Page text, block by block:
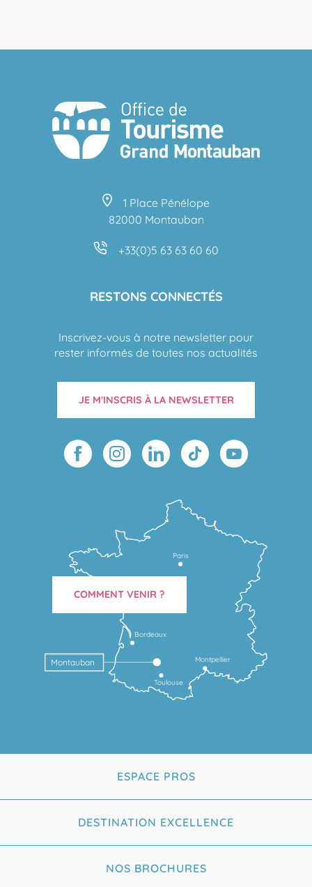
1 Place Pénélope
82000 Montauban
+33(0)5 63 63 60 60
RESTONS CONNECTÉS
Inscrivez-vous à notre newsletter pour
rester informés de toutes nos actualités
JE M'INSCRIS À LA NEWSLETTER
Toulouse
Montpellier
Bordeaux
Montauban
Paris
COMMENT VENIR ?
ESPACE PROS
DESTINATION EXCELLENCE
NOS BROCHURES